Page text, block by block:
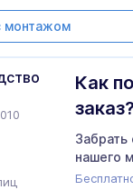
Как
заказ?
нашего
монтажом